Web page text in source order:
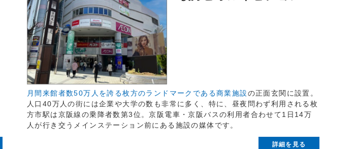
月間来館者数50万人を誇る枚方のランドマークである商業施設の正面玄関に設置。
人口40万人の街には企業や大学の数も非常に多く、特に、昼夜問わず利用される枚
方市駅は京阪線の乗降者数第3位。京阪電車・京阪バスの利用者合わせて1日14万
人が行き交うメインステーション前にある施設の媒体です。
詳細を見る